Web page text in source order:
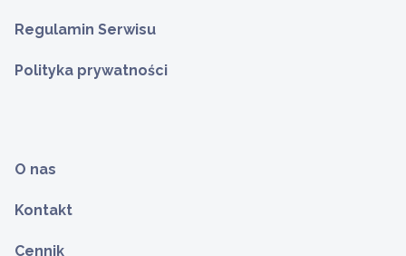
Regulamin Serwisu
Polityka prywatności
O nas
Kontakt
Cennik